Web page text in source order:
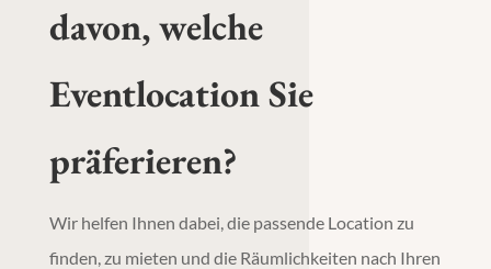
davon,welche
Eventlocation Sie
präferieren?
Wir helfen Ihnen dabei, die passende Location zu
finden, zu mieten und die Räumlichkeiten nach Ihren